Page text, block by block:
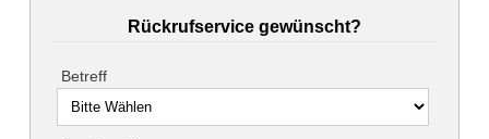
Rückrufservice gewünscht?
Betreff